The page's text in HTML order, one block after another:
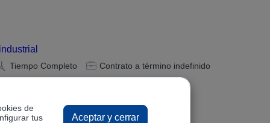
Tiempo Completo Contrato a término indefinido
de
tus
Aceptar y cerrar